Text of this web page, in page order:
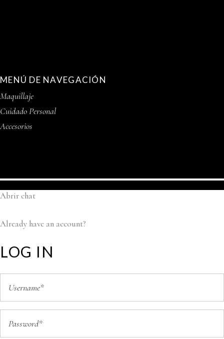
MENÚ DE NAVEGACIÓN
Maquillaje
Cuidado Personal
Accesorios
Abrir chat
Already have an account?
LOG IN